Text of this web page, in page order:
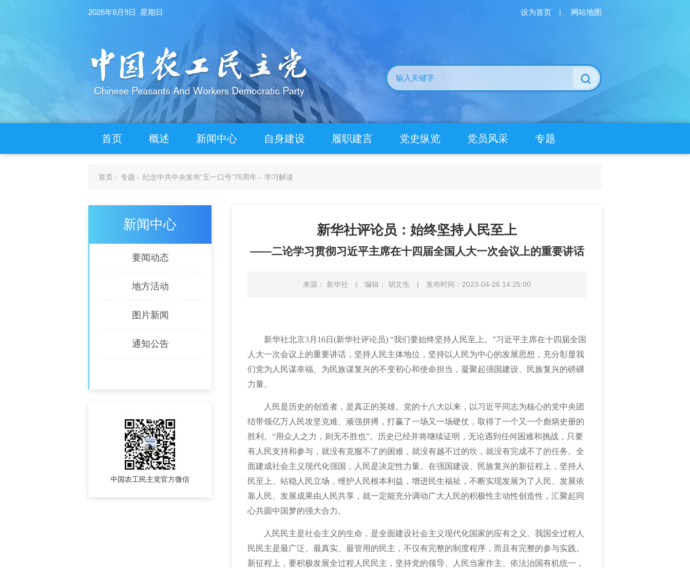
2026年8月9日 星期日 设为首页 | 网站地图
首页 概述 新闻中心 自身建设 履职建言 党史纵览 党员风采 专题
首页- 专题 - 纪念中共中央发布“五一口号”75周年- 学习解读
新闻中心
要闻动态
地方活动
图片新闻
通知公告
中国农工民主党官方微信
新华社评论员：始终坚持人民至上
——二论学习贯彻习近平主席在十四届全国人大一次会议上的重要讲话
来源： 新华社 | 编辑： 胡文生 | 发布时间：2023-04-26 14:25:00
新华社北京3月16日(新华社评论员) “我们要始终坚持人民至上。”习近平主席在十四届全国
人大一次会议上的重要讲话，坚持人民主体地位，坚持以人民为中心的发展思想，充分彰显我
们党为人民谋幸福、为民族谋复兴的不变初心和使命担当，凝聚起强国建设、民族复兴的磅礴
力量。
人民是历史的创造者，是真正的英雄。党的十八大以来，以习近平同志为核心的党中央团
结带领亿万人民攻坚克难、顽强拼搏，打赢了一场又一场硬仗，取得了一个又一个彪炳史册的
胜利。 “用众人之力，则无不胜也”。历史已经并将继续证明，无论遇到任何困难和挑战，只要
有人民支持和参与，就没有克服不了的困难，就没有越不过的坎，就没有完成不了的任务。全
面建成社会主义现代化强国，人民是决定性力量。在强国建设、民族复兴的新征程上，坚持人
民至上、站稳人民立场，维护人民根本利益，增进民生福祉，不断实现发展为了人民、发展依
靠人民、发展成果由人民共享，就一定能充分调动广大人民的积极性主动性创造性，汇聚起同
心共圆中国梦的强大合力。
人民民主是社会主义的生命，是全面建设社会主义现代化国家的应有之义。我国全过程人
民民主是最广泛、最真实、最管用的民主，不仅有完整的制度程序，而且有完整的参与实践。
新征程上，要积极发展全过程人民民主，坚持党的领导、人民当家作主、依法治国有机统一，